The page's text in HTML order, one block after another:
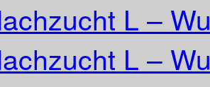
L –
L –